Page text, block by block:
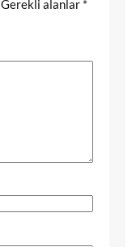
Gerekli alanlar *